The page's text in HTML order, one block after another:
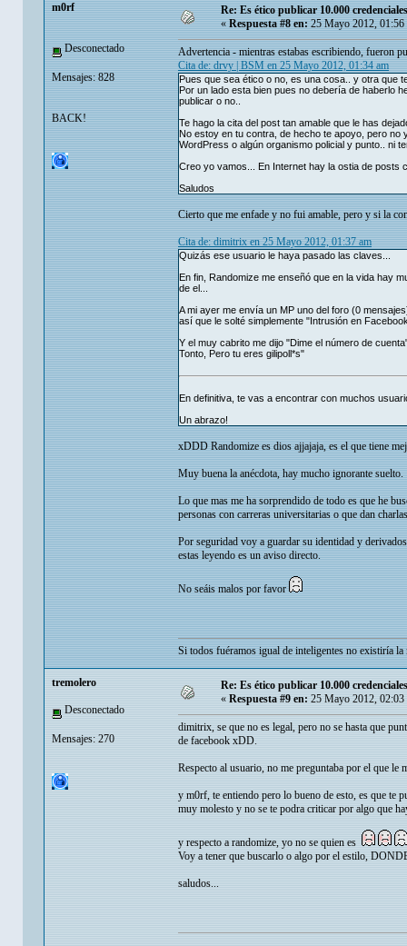
m0rf
Desconectado
Mensajes: 828
BACK!
Re: Es ético publicar 10.000
«Respuesta #8 en:25 Mayo 2012, 01:56
Advertencia - mientras estabas escribiendo, fueron
Cita de: drvy | BSM en 25 Mayo 2012, 01:34 am
Pues que sea ético o no, es una cosa.. y otra que
Por un lado esta bien pues no debería de haberlo
publicar o no..
Te hago la cita del post tan amable que le has
No estoy en tu contra, de hecho te apoyo, pero no
WordPress o algún organismo policial y punto.. ni
Creo yo vamos... En Internet hay la ostia de posts
Saludos
Cierto que me enfade y no fui amable, pero y si la
Cita de: dimitrix en 25 Mayo 2012, 01:37 am
Quizás ese usuario le haya pasado las claves...
En fin, Randomize me enseñó que en la vida hay
de el...
A mi ayer me envía un MP uno del foro (0
así que le solté simplemente "Intrusión en
Y el muy cabrito me dijo "Dime el número de
Tonto, Pero tu eres gilipoll*s"
En definitiva, te vas a encontrar con muchos
Un abrazo!
xDDD Randomize es dios ajjajaja, es el que tiene
Muy buena la anécdota, hay mucho ignorante suelto.
Lo que mas me ha sorprendido de todo es que he
personas con carreras universitarias o que dan
Por seguridad voy a guardar su identidad y
estas leyendo es un aviso directo.
No seáis malos por favor
Si todos fuéramos igual de inteligentes no existiría
tremolero
Desconectado
Mensajes: 270
Re: Es ético publicar 10.000
« Respuesta #9 en: 25 Mayo 2012, 02:03
dimitrix, se que no es legal, pero no se hasta que
de facebook xDD.
Respecto al usuario, no me preguntaba por el que le
y m0rf, te entiendo pero lo bueno de esto, es que te
muy molesto y no se te podra criticar por algo que
y respecto a randomize, yo no se quien es
Voy a tener que buscarlo o algo por el estilo,
saludos...